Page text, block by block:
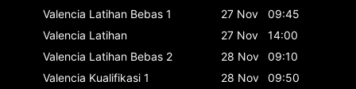
Valencia Latihan Bebas 1 27 Nov
09:45
Valencia Latihan 27 Nov
14:00
Valencia Latihan Bebas 2 28 Nov
09:10
Valencia Kualifikasi 1 28 Nov 09:50